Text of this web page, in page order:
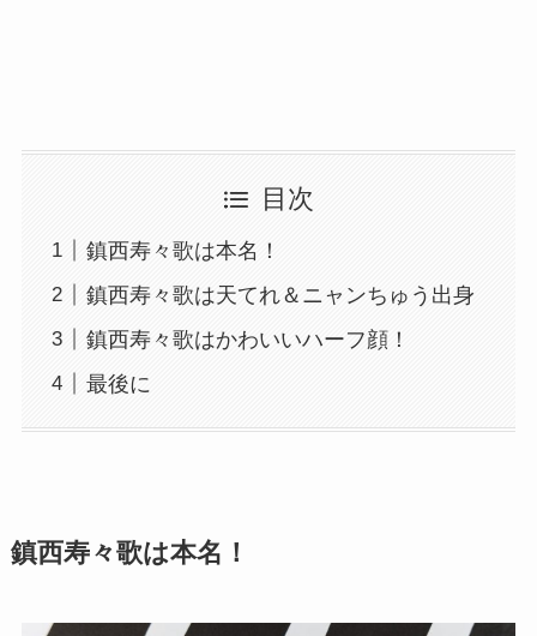
目次
鎮西寿々歌は本名！
鎮西寿々歌は天てれ＆ニャンちゅう出身
鎮西寿々歌はかわいいハーフ顔！
最後に
鎮西寿々歌は本名！